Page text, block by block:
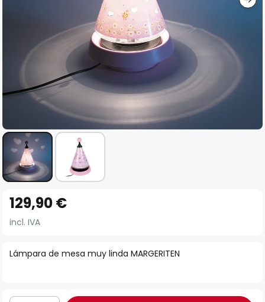
comienzo
la
imágenes
Lámpara de mesa muy linda MARGERITEN
129,90 €
incl. IVA